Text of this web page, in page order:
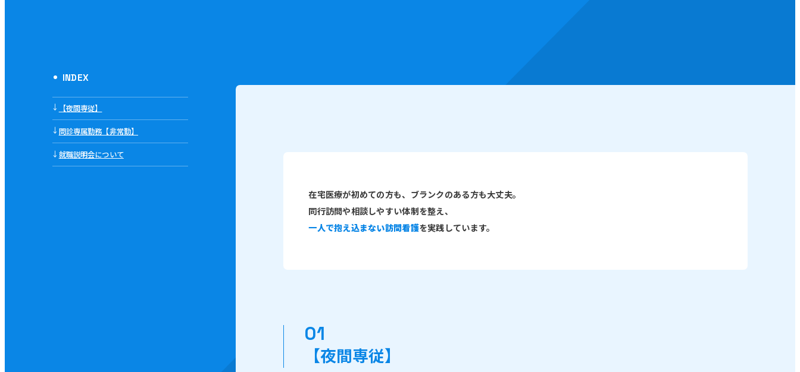
INDEX
↓ 【夜間専従】
↓問診専属勤務【非常勤】
↓就職説明会について
在宅医療が初めての方も、ブランクのある方も大丈夫。
同行訪問や相談しやすい体制を整え、
一人で抱え込まない訪問看護を実践しています。
【夜間専従】